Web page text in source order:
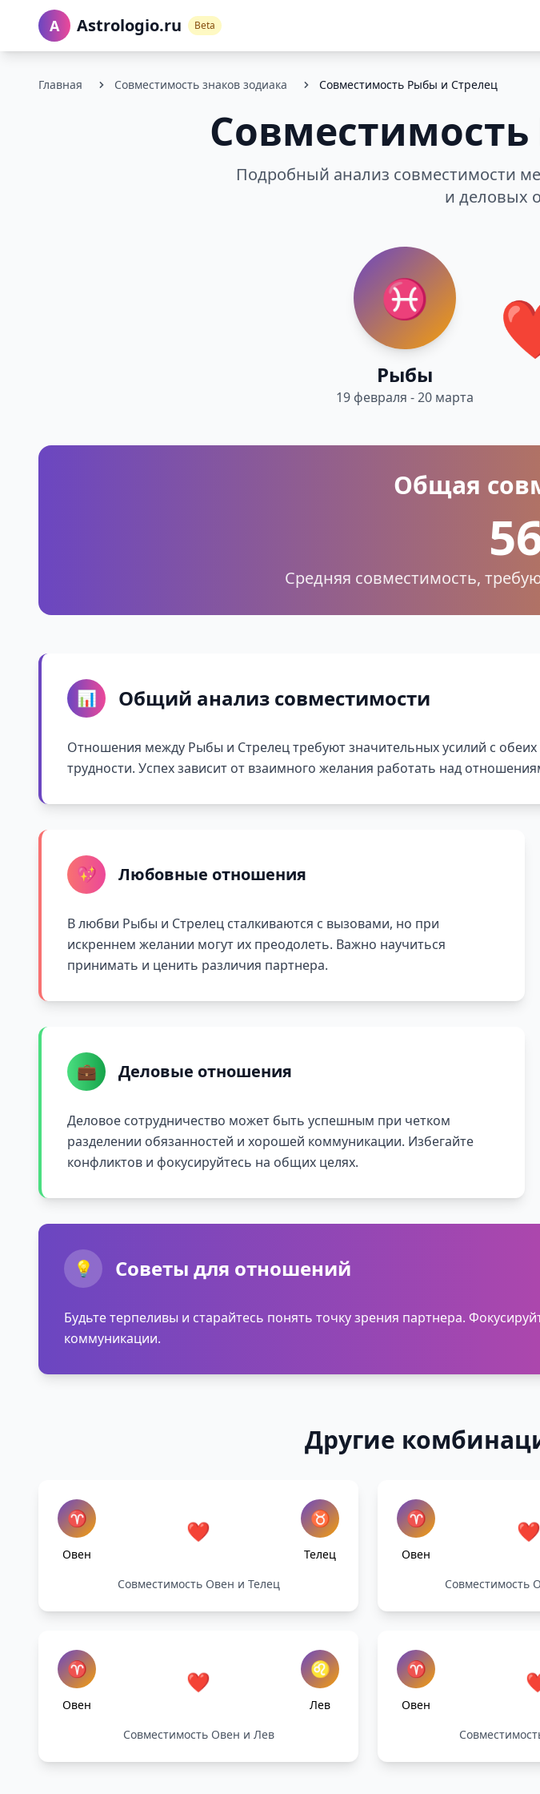
A Astrologio.ru Beta
Главная Совместимость знаков зодиака Совместимость Рыбы и Стрелец
Подробный анализ совместимости
и деловых
♓
Рыбы
19 февраля - 20 марта
Общая
Средняя совместимость,
📊 Общий анализ совместимости
Отношения между Рыбы и Стрелец требуют значительных усилий с
трудности. Успех зависит от взаимного желания работать над
💖 Любовные отношения
В любви Рыбы и Стрелец сталкиваются с вызовами, но при
искреннем желании могут их преодолеть. Важно научиться
принимать и ценить различия партнера.
💼 Деловые отношения
Деловое сотрудничество может быть успешным при четком
разделении обязанностей и хорошей коммуникации. Избегайте
конфликтов и фокусируйтесь на общих целях.
💡 Советы для отношений
Будьте терпеливы и старайтесь понять точку зрения партнера.
коммуникации.
Другие
♈
Овен
❤️ ♉
Телец
Совместимость Овен и Телец
♈
Овен
❤️
Совместимость
♈
Овен
❤️ ♌
Лев
Совместимость Овен и Лев
♈
Овен